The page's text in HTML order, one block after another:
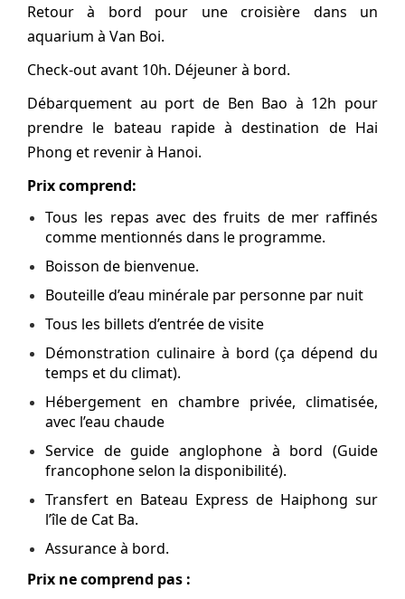
Retour à bord pour une croisière dans un
aquarium à Van Boi.
Check-out avant 10h. Déjeuner à bord.
Débarquement au port de Ben Bao à 12h pour
prendre le bateau rapide à destination de Hai
Phong et revenir à Hanoi.
Prix comprend:
Tous les repas avec des fruits de mer raffinés
comme mentionnés dans le programme.
Boisson de bienvenue.
Bouteille d’eau minérale par personne par nuit
Tous les billets d’entrée de visite
Démonstration culinaire à bord (ça dépend du
temps et du climat).
Hébergement en chambre privée, climatisée,
avec l’eau chaude
Service de guide anglophone à bord (Guide
francophone selon la disponibilité).
Transfert en Bateau Express de Haiphong sur
l’île de Cat Ba.
Assurance à bord.
Prix ne comprend pas :